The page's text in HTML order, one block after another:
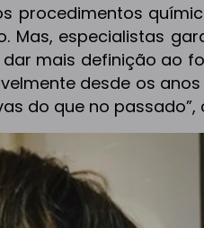
procedimentos
Mas, especialistas
mais definição ao
desde os
do que no passado”,